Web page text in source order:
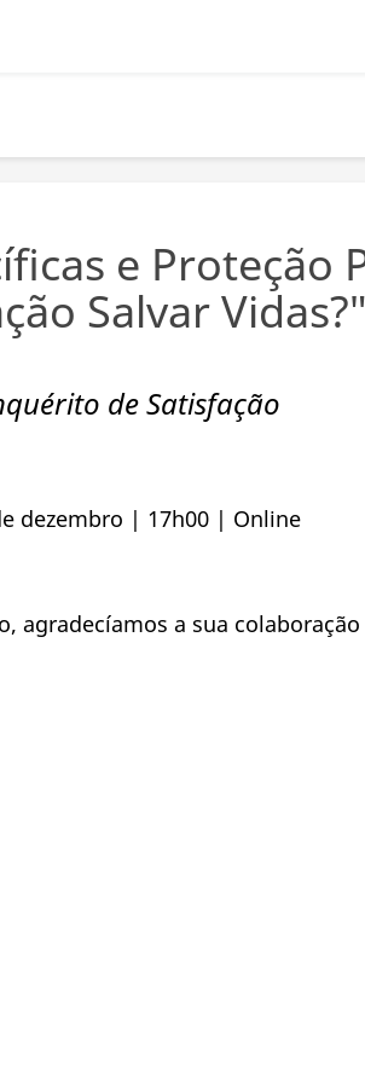
e Proteção
Salvar Vidas?"
de Satisfação
dezembro | 17h00 | Online
agradecíamos a sua